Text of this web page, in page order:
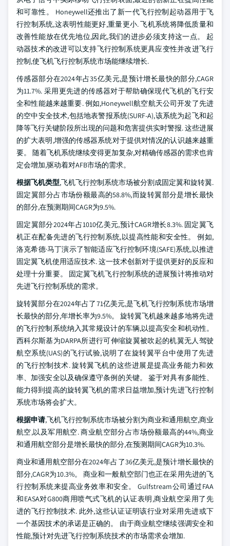
和可靠性。 Honeywell还推出了新一代飞行控制起动器用于飞
行控制系统,这表明性能更好,重量更小. 飞机系统将降低质量和
改善性能放在优先地位,因此,我们的进步必须支持这一点。 起
动器技术的改进可以支持飞行控制系统更具应变性并改进飞行
控制,使飞机飞行控制系统市场能继续增长.
传感器部分在2024年占35亿美元,是预计增长最快的部分,CAGR
为11.7%. 采用更先进的传感器对于帮助确保现代飞机的飞行安
全和性能越来越重要. 例如,Honeywell航空航天公司开发了先进
的空中安全技术,包括地表警报系统(SURF-A),该系统为起飞和起
降等飞行关键阶段所出现的问题和危害提供实时警报. 这些进展
的扩大表明,增强的传感器系统对于提供对情况的认识越来越重
要。 随着飞机系统继续变得更加复杂,对精确传感器的需求也肯
定会增加,驱动着对AFB市场的需求。
根据飞机类型,飞机飞行控制系统市场被分割成固定翼和旋转翼.
固定翼部分占市场份额最高的58.8%,而旋转翼部分是增长最快
的部分,在预测期间CAGR为9.5%.
固定翼部分2024年占1010亿美元,预计CAGR增长8.3%. 固定翼飞
机正在配备先进的飞行控制系统,以提高性能和安全性。 例如,
洛克希德·马丁演示了智能适应飞行控制环境(SAFE)系统,以推进
固定翼飞机使用适应技术. 这一技术创新对于提供更好的反应和
处理十分重要。 固定翼飞机飞行控制系统的进展预计将推动对
先进飞行控制系统的需求。
旋转翼部分在2024年占了71亿美元,是飞机飞行控制系统市场增
长最快的部分,年增长率为9.5%。 旋转翼飞机越来越多地将先进
的飞行控制系统纳入其常规设计的车辆,以提高安全和机动性。
西科尔斯基为DARPA所进行可伸缩旋翼被吹起的机翼无人驾驶
航空系统(UAS)的飞行试验,说明了在旋转翼平台中使用了先进
的飞行控制技术. 旋转翼飞机的这些进展是提高业务能力和效
率、加强安全以及确保遵守条例的关键。 鉴于对具有多能性、
能力得到提高的旋转翼飞机的需求日益增加,预计先进飞行控制
系统市场将会扩大。
根据申请,飞机飞行控制系统市场被分割为商业和通用航空,商业
航空,以及军用航空. 商业航空部分占市场份额最高的44%,商业
和通用航空部分是增长最快的部分,在预测期间CAGR为10.3%.
商业和通用航空部分在2024年占了36亿美元,是预计增长最快的
部分,CAGR为10.3%。 商业和一般航空部门也正在采用先进的飞
行控制系统来提高业务效率和安全。 Gulfstream公司通过FAA
和EASA对G800商用喷气式飞机的认证表明,商业航空采用了先
进的飞行控制技术. 此外,这些认证证明该行业对采用先进或下
一个基因技术的承诺是正确的。 由于商业航空继续强调安全和
性能,预计对先进飞行控制系统技术的市场需求会增加.